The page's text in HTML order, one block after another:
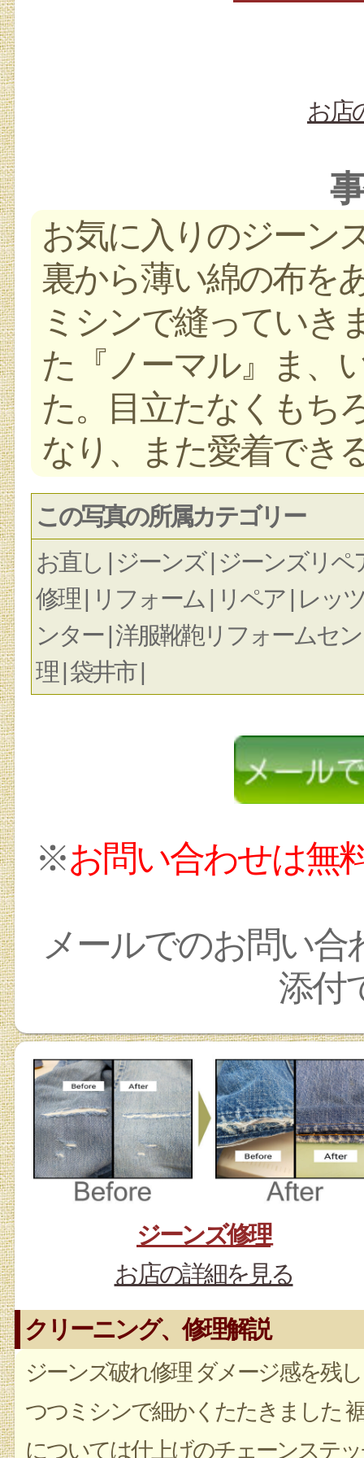
お店
お気に入りのジーン
裏から薄い綿の布を
ミシンで縫っていき
た『ノーマル』ま、
た。目立たなくもち
なり、また愛着でき
この写真の所属カテゴリー
お直し | ジーンズ | ジーンズリ
修理 | リフォーム | リペア | レッ
ンター | 洋服靴鞄リフォームセン
理 | 袋井市 |
※お問い合わせは無
メールでのお問い合
添付
ジーンズ修理
お店の詳細を見る
クリーニング、修理解説
ジーンズ破れ修理 ダメージ感を残し
つつミシンで細かくたたきました
については仕上げのチェーンステ